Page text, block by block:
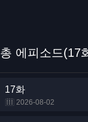
총 에피소드(17
17화
2026-08-02